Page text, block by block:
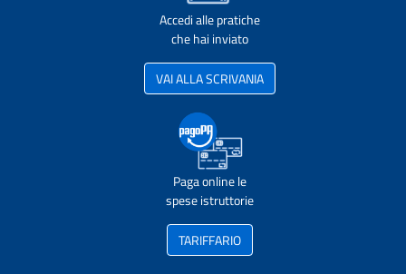
Accedi alle pratiche
che hai inviato
VAI ALLA SCRIVANIA
Paga online le
spese istruttorie
TARIFFARIO